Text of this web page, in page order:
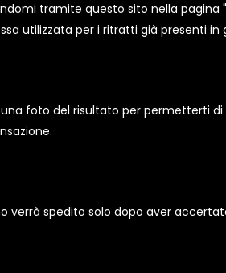
tramite questo sito nella pagina
utilizzata per i ritratti già presenti in
foto del risultato per permetterti di
verrà spedito solo dopo aver